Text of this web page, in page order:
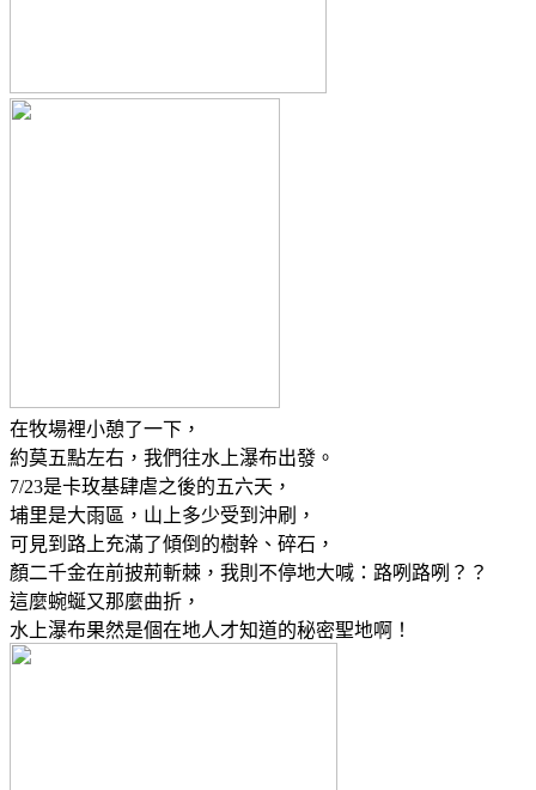
在牧場裡小憩了一下，
約莫五點左右，我們往水上瀑布出發。
7/23是卡玫基肆虐之後的五六天，
埔里是大雨區，山上多少受到沖刷，
可見到路上充滿了傾倒的樹幹、碎石，
顏二千金在前披荊斬棘，我則不停地大喊：路咧路咧？？
這麼蜿蜒又那麼曲折，
水上瀑布果然是個在地人才知道的秘密聖地啊！